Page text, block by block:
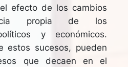
efecto de los cambios
propia de los
y económicos.
estos sucesos, pueden
que decaen en el